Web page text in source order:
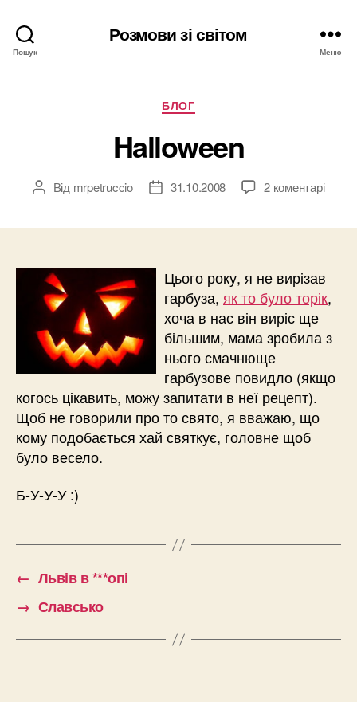
Пошук
Розмови зі світом
Меню
Категорії
БЛОГ
Halloween
Автор
Від mrpetruccio
Дата31.10.2008 2 коментарі
Цього року, я не вирізав
гарбуза, як то було торік,
хоча в нас він виріс ще
більшим, мама зробила з
нього смачнюще
гарбузове повидло (якщо
когось цікавить, можу запитати в неї рецепт).
Щоб не говорили про то свято, я вважаю, що
кому подобається хай святкує, головне щоб
було весело.
Б-У-У-У :)
← Львів в ***опі
→ Славсько